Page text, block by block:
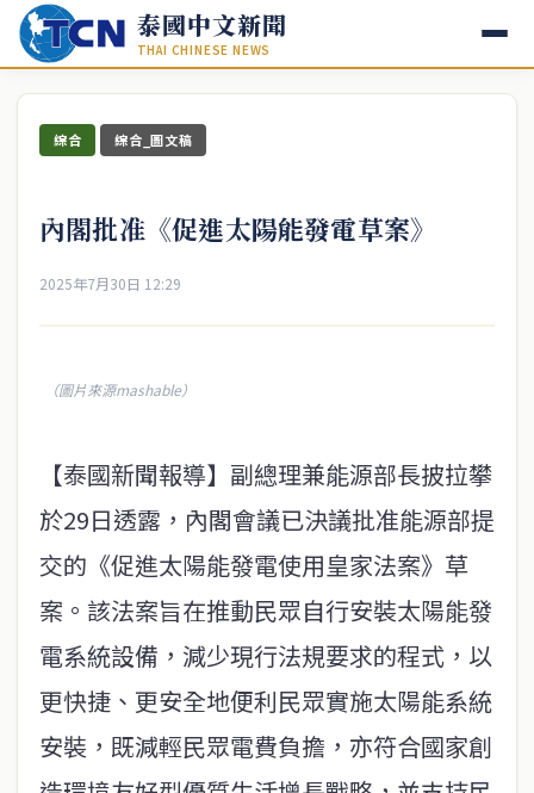
泰國中文新聞
THAI CHINESE NEWS
綜合 綜合_圖文稿
內閣批准《促進太陽能發電草案》
2025年7月30日 12:29
（圖片來源mashable）
【泰國新聞報導】副總理兼能源部長披拉攀
於29日透露，內閣會議已決議批准能源部提
交的《促進太陽能發電使用皇家法案》草
案。該法案旨在推動民眾自行安裝太陽能發
電系統設備，減少現行法規要求的程式，以
更快捷、更安全地便利民眾實施太陽能系統
安裝，既減輕民眾電費負擔，亦符合國家創